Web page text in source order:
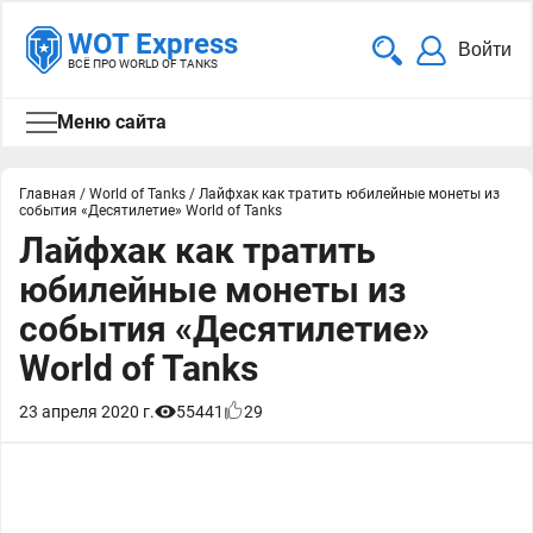
WOT Express
ВСЁ ПРО WORLD OF TANKS
Войти
Меню сайта
Главная / World of Tanks / Лайфхак как тратить юбилейные монеты из
события «Десятилетие» World of Tanks
Лайфхак как тратить
юбилейные монеты из
события «Десятилетие»
World of Tanks
23 апреля 2020 г. 55441 29